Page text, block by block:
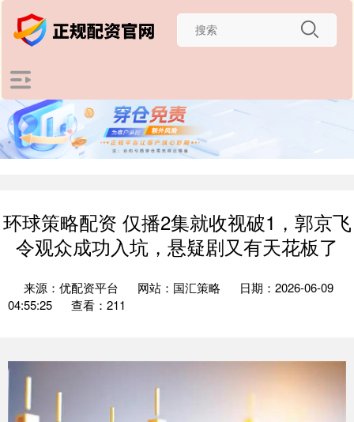
环球策略配资 仅播2集就收视破1，郭京飞
令观众成功入坑，悬疑剧又有天花板了
来源：优配资平台 网站：国汇策略
日期：2026-06-09
04:55:25
查看：211